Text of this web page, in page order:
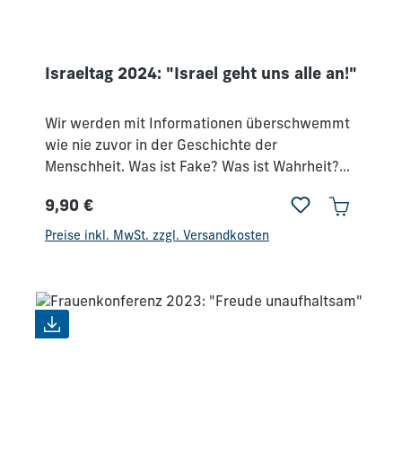
Israeltag 2024: "Israel geht uns alle an!"
Wir werden mit Informationen überschwemmt
wie nie zuvor in der Geschichte der
Menschheit. Was ist Fake? Was ist Wahrheit?
die Bibel? An diesem Israeltag erinnern wir
auch an das Massaker vom 7. Oktober 2023
an sieben Fronten verteidigen muss! Auch
unser Land braucht unsere Gebete
notwendiger denn je.
Regulärer Preis:
9,90 €
Preise inkl. MwSt. zzgl. Versandkosten